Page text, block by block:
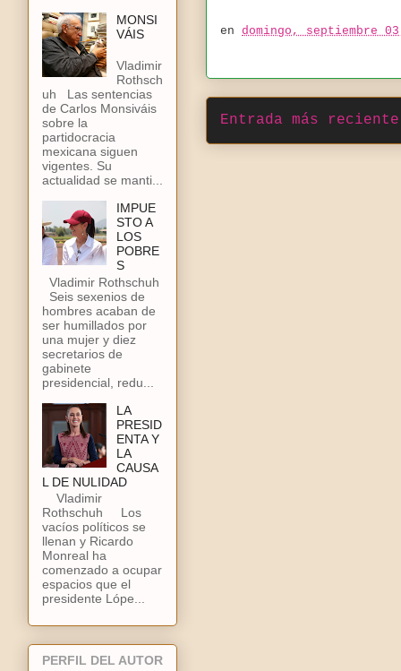
en domingo, septiembre
Entrada más reciente
MONSI
VÁIS
Vladimir
Rothsch
uh Las sentencias
de Carlos Monsiváis
sobre la
partidocracia
mexicana siguen
vigentes. Su
actualidad se manti...
IMPUE
STO A
LOS
POBRE
S
Vladimir Rothschuh
Seis sexenios de
hombres acaban de
ser humillados por
una mujer y diez
secretarios de
gabinete
presidencial, redu...
LA
PRESID
ENTA Y
LA
CAUSA
L DE NULIDAD
Vladimir
Rothschuh Los
vacíos políticos se
llenan y Ricardo
Monreal ha
comenzado a ocupar
espacios que el
presidente Lópe...
PERFIL DEL AUTOR